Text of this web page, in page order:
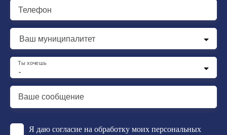
Телефон
Ваш муниципалитет
-
Ты хочешь
Ваше сообщение
Я даю согласие на обработку моих персональных